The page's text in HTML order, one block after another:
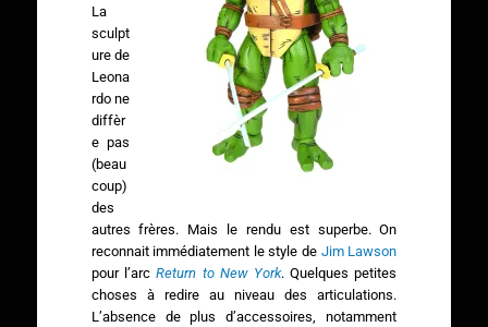
La
sculpt
ure de
Leona
rdo ne
diffèr
e pas
(beau
coup)
des
autres frères. Mais le rendu est superbe. On
reconnait immédiatement le style de Jim Lawson
pour l’arcReturn to New York. Quelques petites
choses à redire au niveau des articulations.
L’absence de plus d’accessoires, notamment